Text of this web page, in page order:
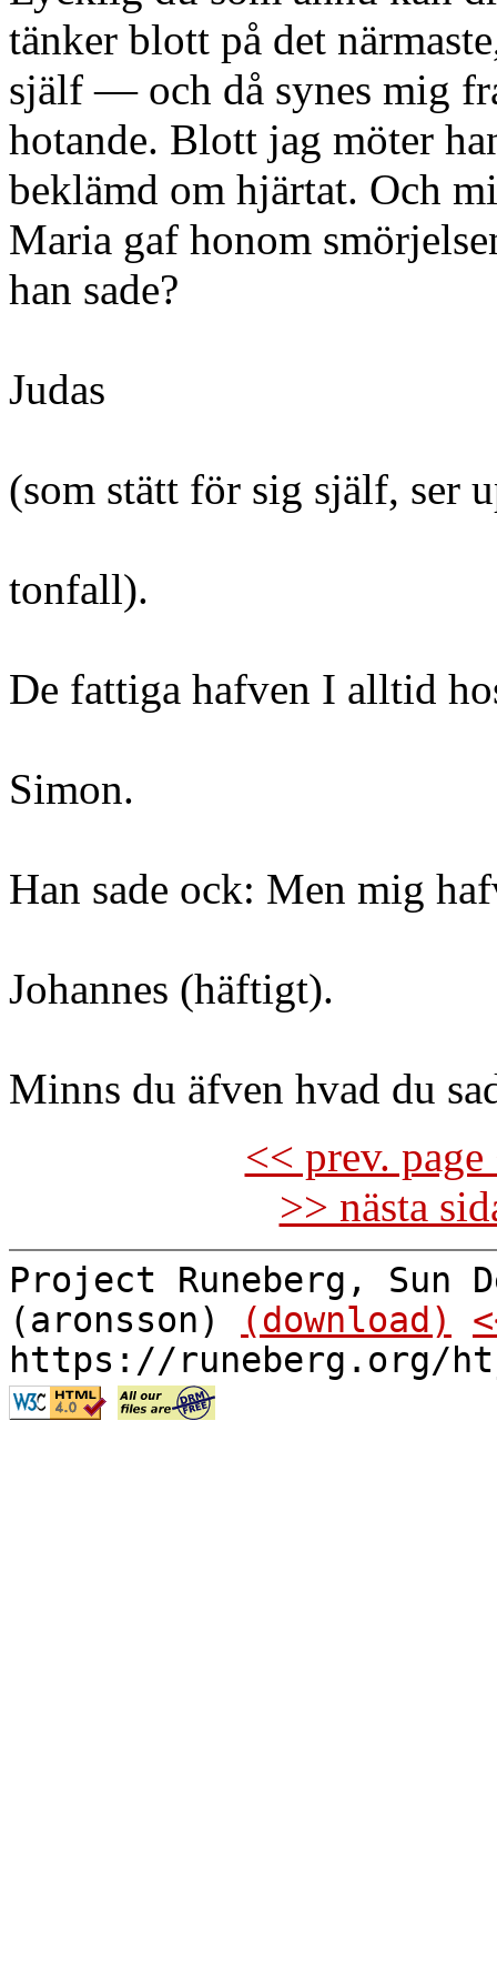
tänker blott på det
själf — och då synes mig
hotande. Blott jag möter
beklämd om hjärtat. Och
Maria gaf honom
han sade?
Judas
(som stätt för sig själf, ser
tonfall).
De fattiga hafven I alltid
Simon.
Han sade ock: Men mig
Johannes (häftigt).
Minns du äfven hvad du
<< prev.
>> nästa
Project Runeberg, Sun
(aronsson)
(download)
https://runeberg.org/